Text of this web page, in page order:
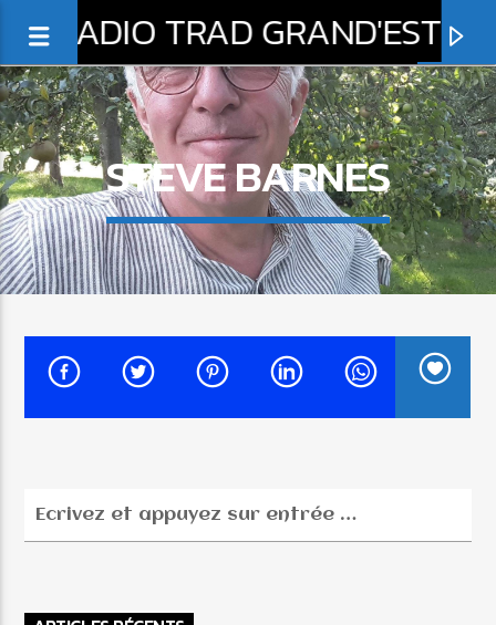
RADIO TRAD GRAND'EST
0:00
EN CE MOMENT
STEVE BARNES